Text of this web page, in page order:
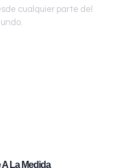
cualquier parte del
La Medida